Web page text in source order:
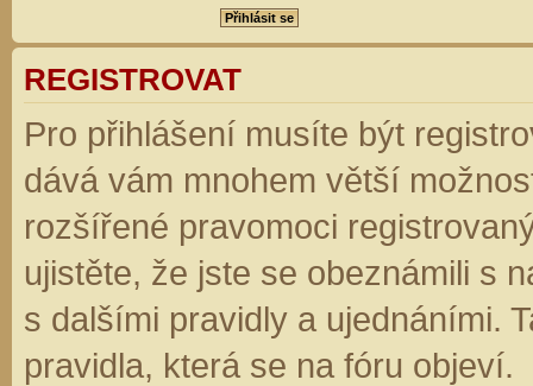
REGISTROVAT
Pro přihlášení musíte být
dává vám mnohem větší
rozšířené pravomoci
ujistěte, že jste se obeznámili s
s dalšími pravidly a ujednáními.
pravidla, která se na fóru objeví.